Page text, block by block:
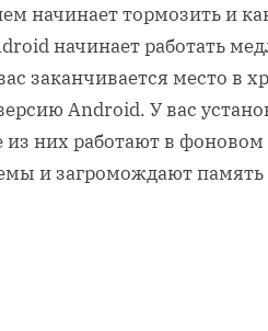
начинает тормозить и
начинает работать
заканчивается место в
Android. У вас
них работают в
и загромождают